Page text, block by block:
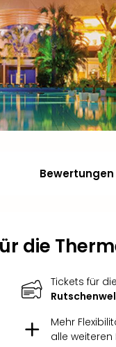
Bewertungen
die
Tickets für
Mehr
alle